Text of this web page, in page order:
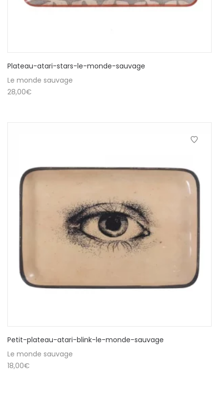
Plateau-atari-stars-le-monde-sauvage
Le monde sauvage
28,00€
Petit-plateau-atari-blink-le-monde-sauvage
Le monde sauvage
18,00€